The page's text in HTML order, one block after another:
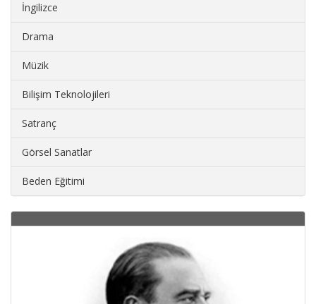
İngilizce
Drama
Müzik
Bilişim Teknolojileri
Satranç
Görsel Sanatlar
Beden Eğitimi